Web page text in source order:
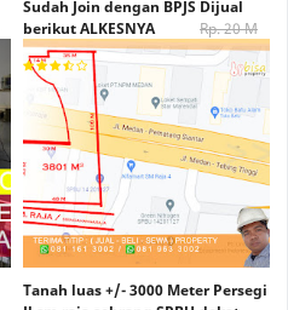
Sudah Join dengan BPJS Dijual
berikut ALKESNYA
Rp. 20 M
Rp. 15 M (Nego)
Tanah luas +/- 3000 Meter Persegi